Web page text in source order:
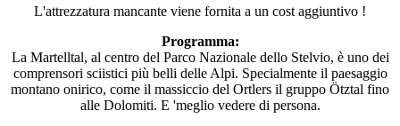
L'attrezzatura mancante viene fornita a un cost aggiuntivo !
Programma:
La Martelltal, al centro del Parco Nazionale dello Stelvio, è uno dei
comprensori sciistici più belli delle Alpi. Specialmente il paesaggio
montano onirico, come il massiccio del Ortlers il gruppo Ötztal fino
alle Dolomiti. E 'meglio vedere di persona.